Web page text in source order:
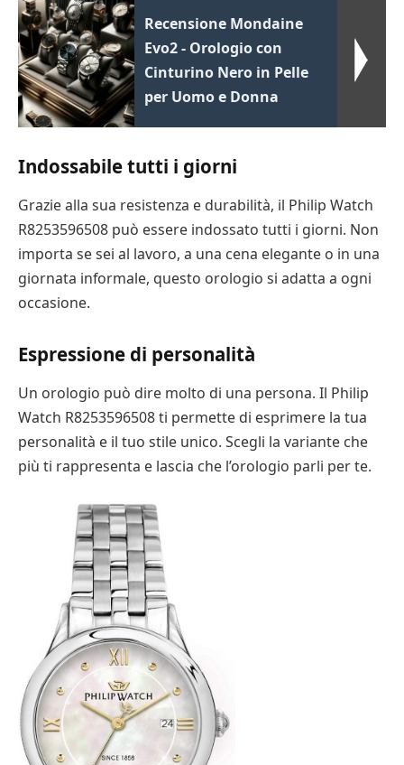
Recensione Mondaine
Evo2 - Orologio con
Cinturino Nero in Pelle
per Uomo e Donna
Indossabile tutti i giorni
Grazie alla sua resistenza e durabilità, il Philip Watch
R8253596508 può essere indossato tutti i giorni. Non
importa se sei al lavoro, a una cena elegante o in una
giornata informale, questo orologio si adatta a ogni
occasione.
Espressione di personalità
Un orologio può dire molto di una persona. Il Philip
Watch R8253596508 ti permette di esprimere la tua
personalità e il tuo stile unico. Scegli la variante che
più ti rappresenta e lascia che l’orologio parli per te.